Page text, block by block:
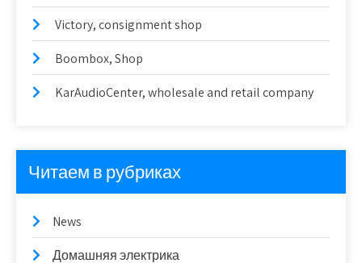
Victory, consignment shop
Boombox, Shop
KarAudioCenter, wholesale and retail company
Читаем в рубриках
News
Домашняя электрика